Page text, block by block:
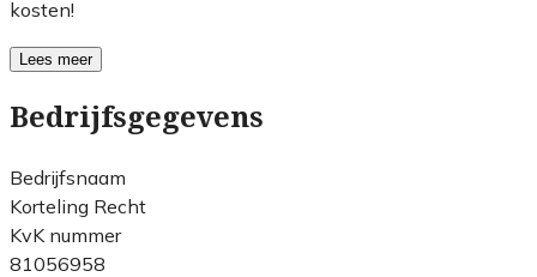
kosten!
Lees meer
Bedrijfsgegevens
Bedrijfsnaam
Korteling Recht
KvK nummer
81056958